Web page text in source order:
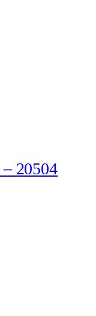
20504